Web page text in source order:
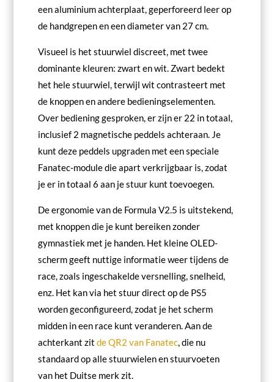
een aluminium achterplaat, geperforeerd leer op
de handgrepen en een diameter van 27 cm.
Visueel is het stuurwiel discreet, met twee
dominante kleuren: zwart en wit. Zwart bedekt
het hele stuurwiel, terwijl wit contrasteert met
de knoppen en andere bedieningselementen.
Over bediening gesproken, er zijn er 22 in totaal,
inclusief 2 magnetische peddels achteraan. Je
kunt deze peddels upgraden met een speciale
Fanatec-module die apart verkrijgbaar is, zodat
je er in totaal 6 aan je stuur kunt toevoegen.
De ergonomie van de Formula V2.5 is uitstekend,
met knoppen die je kunt bereiken zonder
gymnastiek met je handen. Het kleine OLED-
scherm geeft nuttige informatie weer tijdens de
race, zoals ingeschakelde versnelling, snelheid,
enz. Het kan via het stuur direct op de PS5
worden geconfigureerd, zodat je het scherm
midden in een race kunt veranderen. Aan de
achterkant zitde QR2 van Fanatec, die nu
standaard op alle stuurwielen en stuurvoeten
van het Duitse merk zit.